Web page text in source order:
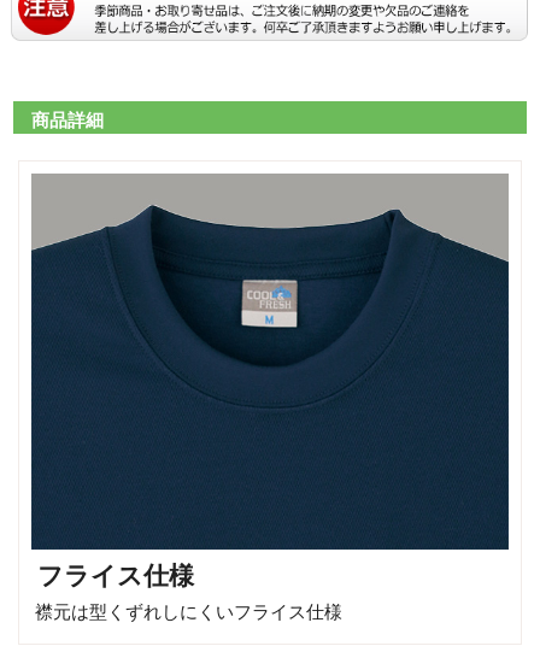
商品詳細
フライス仕様
襟元は型くずれしにくいフライス仕様